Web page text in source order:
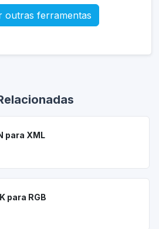
outras ferramentas
para XML
para RGB